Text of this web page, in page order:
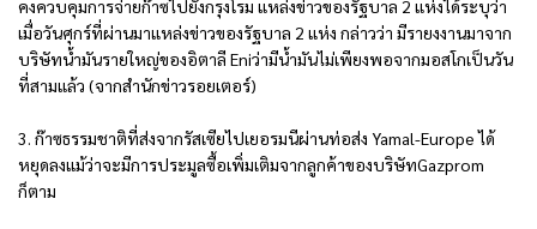
คงควบคุมการจ่ายก๊าซไปยังกรุงโรม แหล่งข่าวของรัฐบาล 2 แห่งได้ระบุว่า
เมื่อวันศุกร์ที่ผ่านมาแหล่งข่าวของรัฐบาล 2 แห่ง กล่าวว่า มีรายงงานมาจาก
บริษัทน้ำมันรายใหญ่ของอิตาลี Eniว่ามีน้ำมันไม่เพียงพอจากมอสโกเป็นวัน
ที่สามแล้ว (จากสำนักข่าวรอยเตอร์)
3. ก๊าซธรรมชาติที่ส่งจากรัสเซียไปเยอรมนีผ่านท่อส่ง Yamal-Europe ได้
หยุดลงแม้ว่าจะมีการประมูลซื้อเพิ่มเติมจากลูกค้าของบริษัทGazprom
ก็ตาม